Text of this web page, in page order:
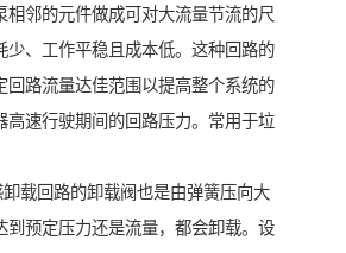
相邻的元件做成可对大流量节流的尺
少、工作平稳且成本低。这种回路的
回路流量达佳范围以提高整个系统的
高速行驶期间的回路压力。常用于垃
载回路的卸载阀也是由弹簧压向大
到预定压力还是流量，都会卸载。设